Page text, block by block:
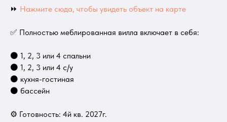
⏩ Нажмите сюда, чтобы увидеть объект на карте
✅ Полностью меблированная вилла включает в себя:
⚫ 1, 2, 3 или 4 спальни
⚫ 1, 2, 3 или 4 с/у
⚫ кухня-гостиная
⚫ бассейн
⚙ Готовность: 4й кв. 2027г.